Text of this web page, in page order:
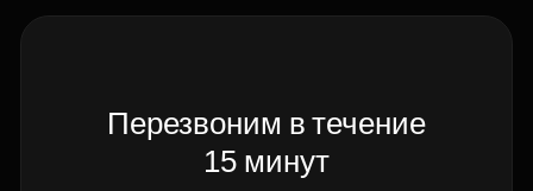
Перезвоним в течение
15 минут